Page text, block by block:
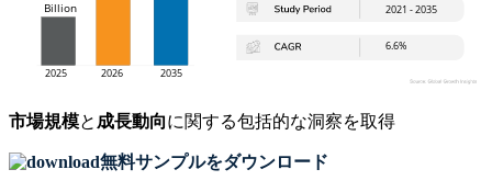
市場規模と 成長動向に関する包括的な洞察を取得
無料サンプルをダウンロード